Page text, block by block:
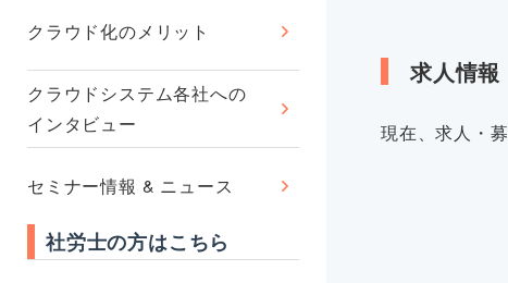
クラウド化のメリット
クラウドシステム各社への
インタビュー
セミナー情報 & ニュース
社労士の方はこちら
求人情報
現在、求人・